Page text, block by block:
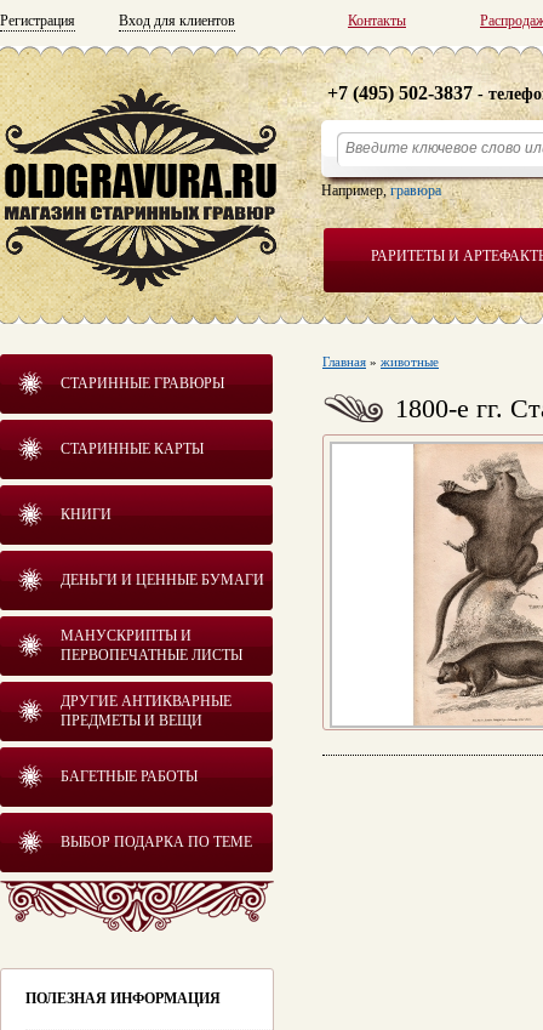
Регистрация Вход для клиентов Контакты
РАРИТЕТЫ И
+7 (495) 502-3837 -
Например,гравюра
СТАРИННЫЕ ГРАВЮРЫ
СТАРИННЫЕ КАРТЫ
КНИГИ
ДЕНЬГИ И ЦЕННЫЕ БУМАГИ
МАНУСКРИПТЫ И
ПЕРВОПЕЧАТНЫЕ ЛИСТЫ
ДРУГИЕ АНТИКВАРНЫЕ
ПРЕДМЕТЫ И ВЕЩИ
БАГЕТНЫЕ РАБОТЫ
ВЫБОР ПОДАРКА ПО ТЕМЕ
ПОЛЕЗНАЯ ИНФОРМАЦИЯ
Главная » животные
1800-е гг.